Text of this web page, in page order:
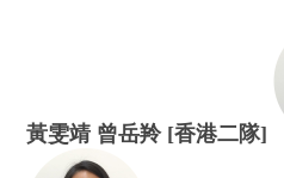
黃雯靖 曾岳羚 [香港二隊]